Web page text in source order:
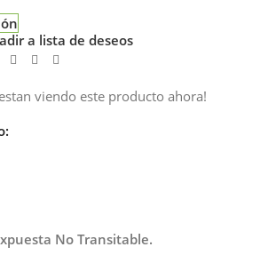
a lista de deseos
viendo este producto ahora!
No Transitable.